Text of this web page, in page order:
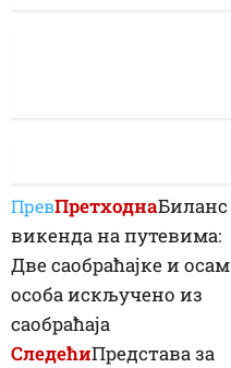
ПревПретходнаБиланс
викенда на путевима:
Две саобраћајке и осам
особа искључено из
саобраћаја
СледећиПредстава за